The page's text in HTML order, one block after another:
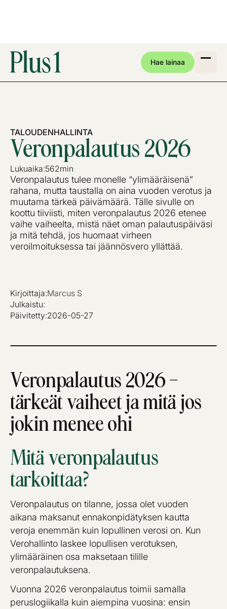
Hae lainaa
TALOUDENHALLINTA
Veronpalautus 2026
Lukuaika:562min
Kirjoittaja:Marcus S
Julkaistu:
Päivitetty:2026-05-27
Veronpalautus tulee monelle “ylimääräisenä”
rahana, mutta taustalla on aina vuoden verotus ja
muutama tärkeä päivämäärä. Tälle sivulle on
koottu tiiviisti, miten veronpalautus 2026 etenee
vaihe vaiheelta, mistä näet oman palautuspäiväsi
ja mitä tehdä, jos huomaat virheen
veroilmoituksessa tai jäännösvero yllättää.
Veronpalautus 2026 –
tärkeät vaiheet ja mitä jos
jokin menee ohi
Mitä veronpalautus
tarkoittaa?
Veronpalautus on tilanne, jossa olet vuoden
aikana maksanut ennakonpidätyksen kautta
veroja enemmän kuin lopullinen verosi on. Kun
Verohallinto laskee lopullisen verotuksen,
ylimääräinen osa maksetaan tilille
veronpalautuksena.
Vuonna 2026 veronpalautus toimii samalla
peruslogiikalla kuin aiempina vuosina: ensin